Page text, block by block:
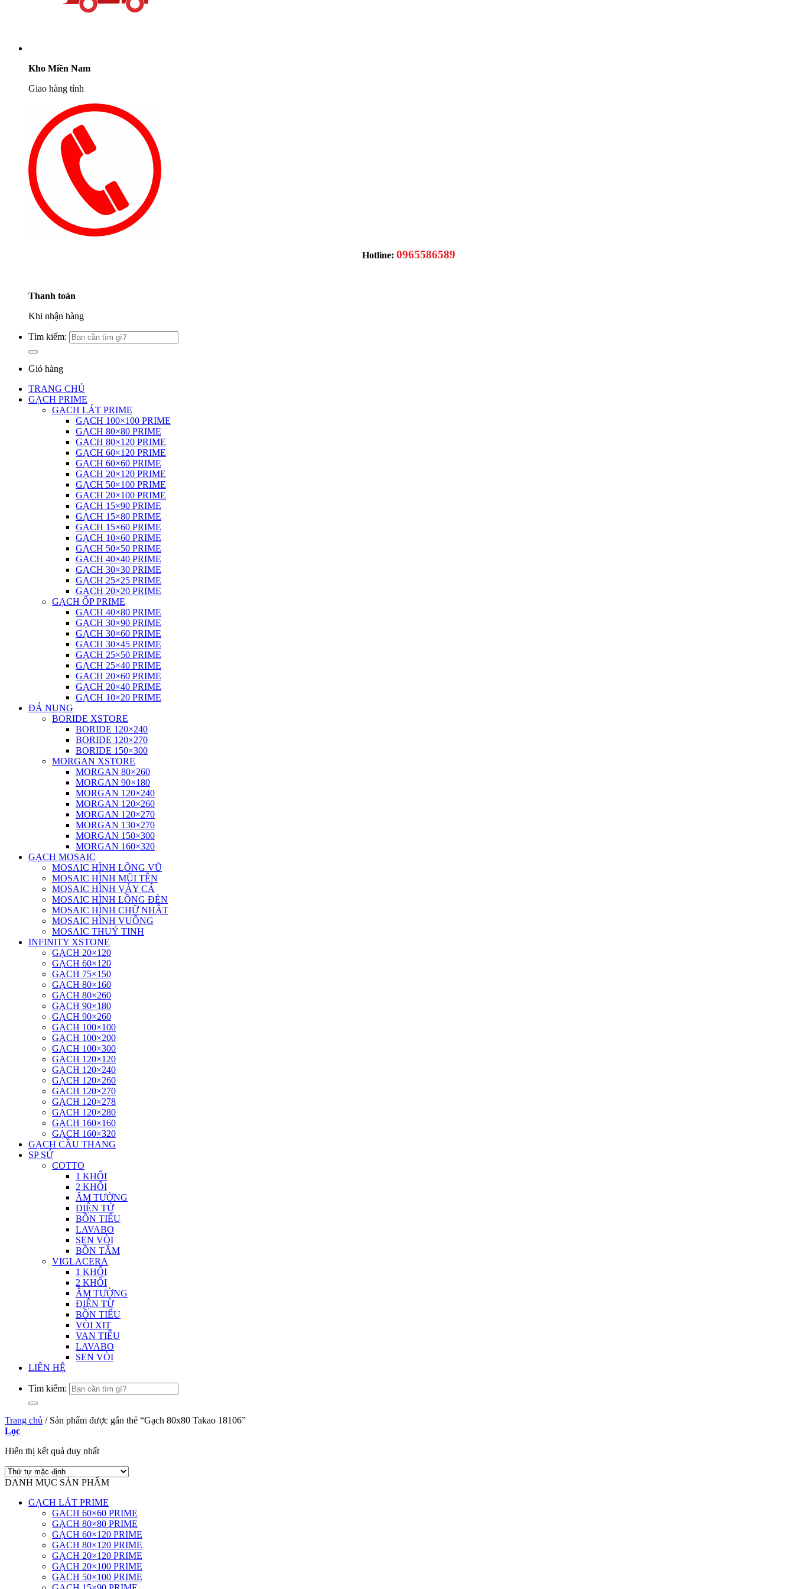
Kho Miền Nam
Giao hàng tỉnh
Hotline: 0965586589
Thanh toán
Khi nhận hàng
Tìm kiếm:
Giỏ hàng
TRANG CHỦ
GẠCH PRIME
GẠCH LÁT PRIME
GẠCH 100×100 PRIME
GẠCH 80×80 PRIME
GẠCH 80×120 PRIME
GẠCH 60×120 PRIME
GẠCH 60×60 PRIME
GẠCH 20×120 PRIME
GẠCH 50×100 PRIME
GẠCH 20×100 PRIME
GẠCH 15×90 PRIME
GẠCH 15×80 PRIME
GẠCH 15×60 PRIME
GẠCH 10×60 PRIME
GẠCH 50×50 PRIME
GẠCH 40×40 PRIME
GẠCH 30×30 PRIME
GẠCH 25×25 PRIME
GẠCH 20×20 PRIME
GẠCH ỐP PRIME
GẠCH 40×80 PRIME
GẠCH 30×90 PRIME
GẠCH 30×60 PRIME
GẠCH 30×45 PRIME
GẠCH 25×50 PRIME
GẠCH 25×40 PRIME
GẠCH 20×60 PRIME
GẠCH 20×40 PRIME
GẠCH 10×20 PRIME
ĐÁ NUNG
BORIDE XSTORE
BORIDE 120×240
BORIDE 120×270
BORIDE 150×300
MORGAN XSTORE
MORGAN 80×260
MORGAN 90×180
MORGAN 120×240
MORGAN 120×260
MORGAN 120×270
MORGAN 130×270
MORGAN 150×300
MORGAN 160×320
GẠCH MOSAIC
MOSAIC HÌNH LÔNG VŨ
MOSAIC HÌNH MŨI TÊN
MOSAIC HÌNH VẢY CÁ
MOSAIC HÌNH LỒNG ĐÈN
MOSAIC HÌNH CHỮ NHẬT
MOSAIC HÌNH VUÔNG
MOSAIC THUỶ TINH
INFINITY XSTONE
GẠCH 20×120
GẠCH 60×120
GẠCH 75×150
GẠCH 80×160
GẠCH 80×260
GẠCH 90×180
GẠCH 90×260
GẠCH 100×100
GẠCH 100×200
GẠCH 100×300
GẠCH 120×120
GẠCH 120×240
GẠCH 120×260
GẠCH 120×270
GẠCH 120×278
GẠCH 120×280
GẠCH 160×160
GẠCH 160×320
GẠCH CẦU THANG
SP SỨ
COTTO
1 KHỐI
2 KHỐI
ÂM TƯỜNG
ĐIỆN TỬ
BỒN TIỂU
LAVABO
SEN VÒI
BỒN TẮM
VIGLACERA
1 KHỐI
2 KHỐI
ÂM TƯỜNG
ĐIỆN TỪ
BỒN TIỂU
VÒI XỊT
VAN TIỂU
LAVABO
SEN VÒI
LIÊN HỆ
Tìm kiếm:
Trang chủ /Sản phẩm được gắn thẻ “Gạch 80x80 Takao 18106”
Lọc
Hiển thị kết quả duy nhất
DANH MỤC SẢN PHẨM
GẠCH LÁT PRIME
GẠCH 60×60 PRIME
GẠCH 80×80 PRIME
GẠCH 60×120 PRIME
GẠCH 80×120 PRIME
GẠCH 20×120 PRIME
GẠCH 20×100 PRIME
GẠCH 50×100 PRIME